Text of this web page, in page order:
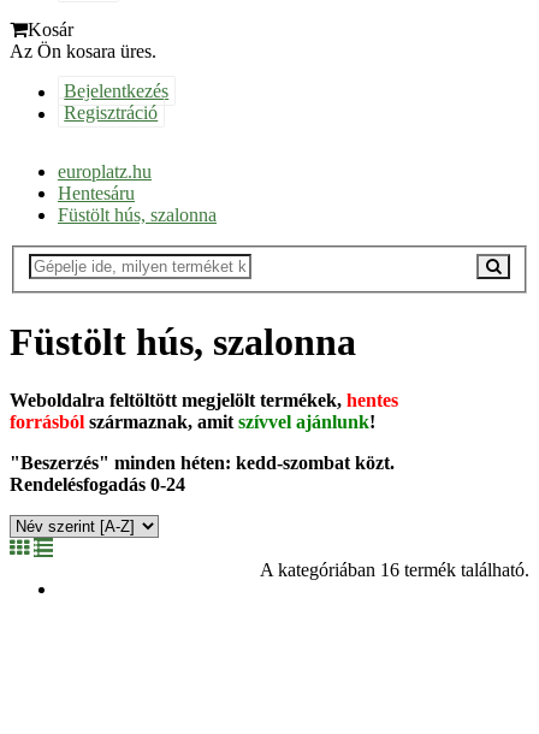
Kosár
Az Ön kosara üres.
Bejelentkezés
Regisztráció
europlatz.hu
Hentesáru
Füstölt hús, szalonna
Füstölt hús, szalonna
Weboldalra feltöltött megjelölt termékek, hentes
forrásból származnak, amit szívvel ajánlunk!
"Beszerzés" minden héten: kedd-szombat közt.
Rendelésfogadás 0-24
A kategóriában 16 termék található.